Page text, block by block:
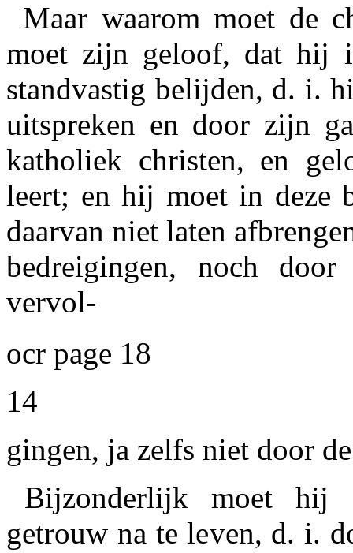
Maar waarom moet de
moet zijn geloof, dat hij
standvastig belijden, d. i.
uitspreken en door zijn
katholiek christen, en
leert; en hij moet in deze
daarvan niet laten
bedreigingen, noch
vervol-
ocr page 18
14
gingen, ja zelfs niet door
Bijzonderlijk moet hij
getrouw na te leven, d. i.